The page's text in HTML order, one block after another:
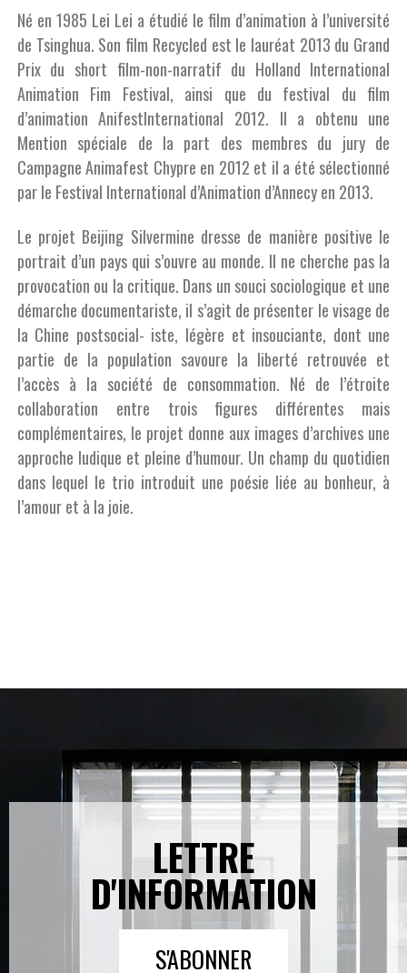
Né en 1985 Lei Lei a étudié le film d’animation à l’université
de Tsinghua. Son film Recycled est le lauréat 2013 du Grand
Prix du short film-non-narratif du Holland International
Animation Fim Festival, ainsi que du festival du film
d’animation AnifestInternational 2012. Il a obtenu une
Mention spéciale de la part des membres du jury de
Campagne Animafest Chypre en 2012 et il a été sélectionné
par le Festival International d’Animation d’Annecy en 2013.
Le projet Beijing Silvermine dresse de manière positive le
portrait d’un pays qui s’ouvre au monde. Il ne cherche pas la
provocation ou la critique. Dans un souci sociologique et une
démarche documentariste, il s’agit de présenter le visage de
la Chine postsocial- iste, légère et insouciante, dont une
partie de la population savoure la liberté retrouvée et
l’accès à la société de consommation. Né de l’étroite
collaboration entre trois figures différentes mais
complémentaires, le projet donne aux images d’archives une
approche ludique et pleine d’humour. Un champ du quotidien
dans lequel le trio introduit une poésie liée au bonheur, à
l’amour et à la joie.
LETTRE
D'INFORMATION
S'ABONNER